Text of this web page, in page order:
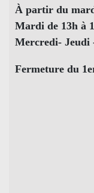
À partir du
Mardi de 13h à
Mercredi- Jeudi
Fermeture du